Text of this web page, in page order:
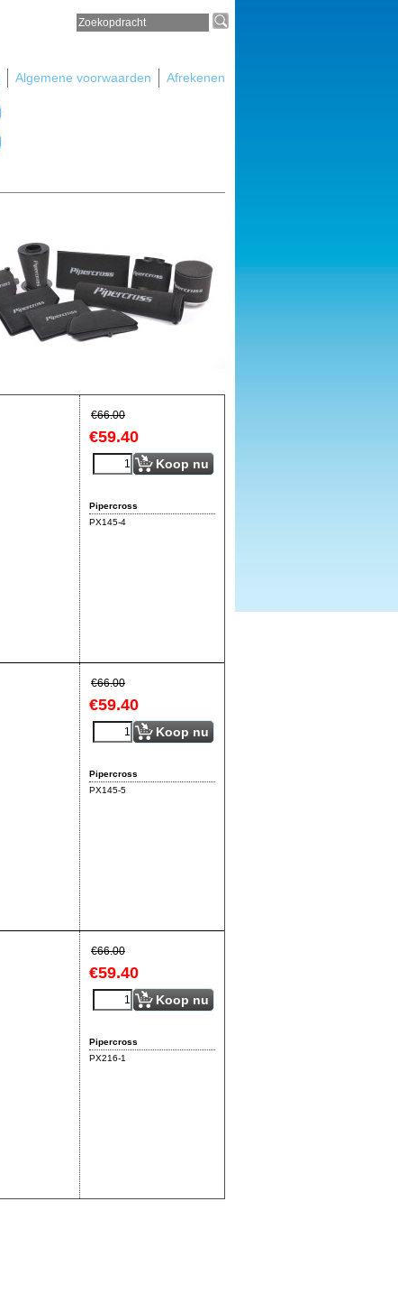
Algemene voorwaarden Afrekenen
€66.00
€59.40
Koop nu
Pipercross
PX145-4
€66.00
€59.40
Koop nu
Pipercross
PX145-5
€66.00
€59.40
Koop nu
Pipercross
PX216-1